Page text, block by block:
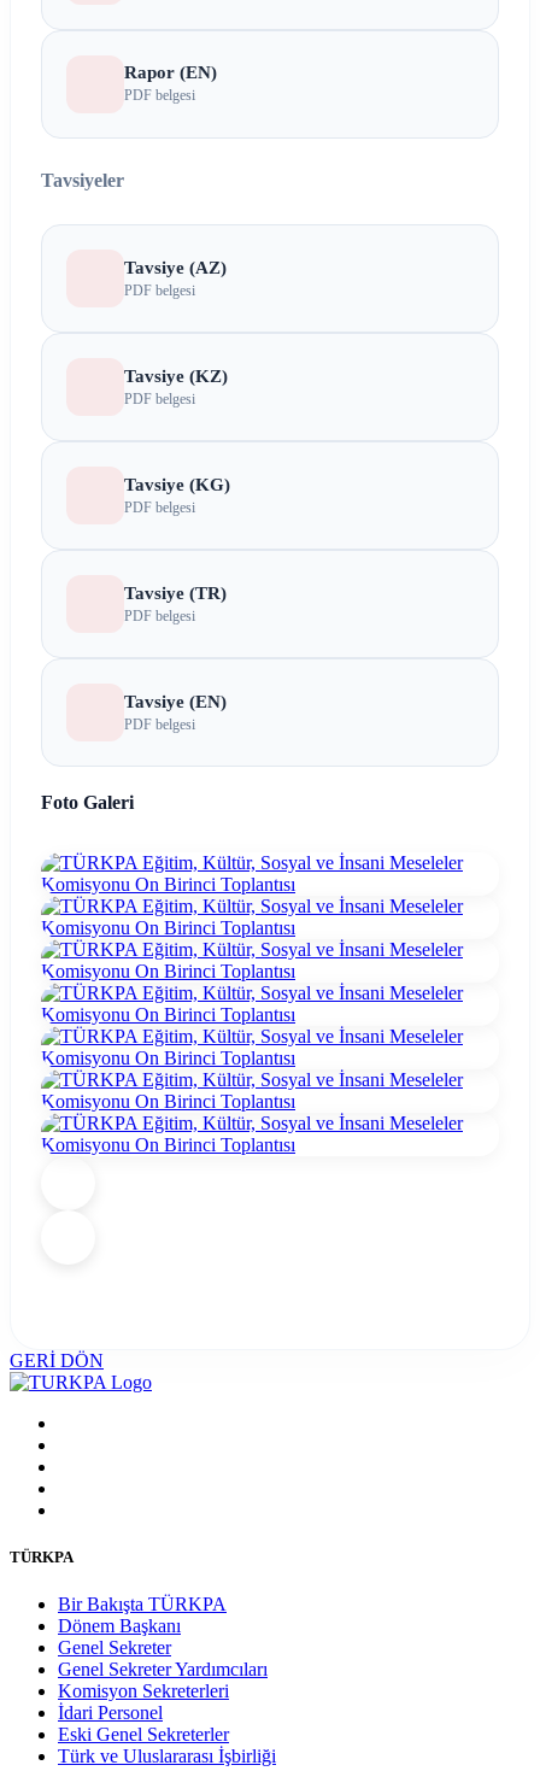
Rapor (EN)
PDF belgesi
Tavsiyeler
Tavsiye (AZ)
PDF belgesi
Tavsiye (KZ)
PDF belgesi
Tavsiye (KG)
PDF belgesi
Tavsiye (TR)
PDF belgesi
Tavsiye (EN)
PDF belgesi
Foto Galeri
GERİ DÖN
TÜRKPA
Bir Bakışta TÜRKPA
Dönem Başkanı
Genel Sekreter
Genel Sekreter Yardımcıları
Komisyon Sekreterleri
İdari Personel
Eski Genel Sekreterler
Türk ve Uluslararası İşbirliği